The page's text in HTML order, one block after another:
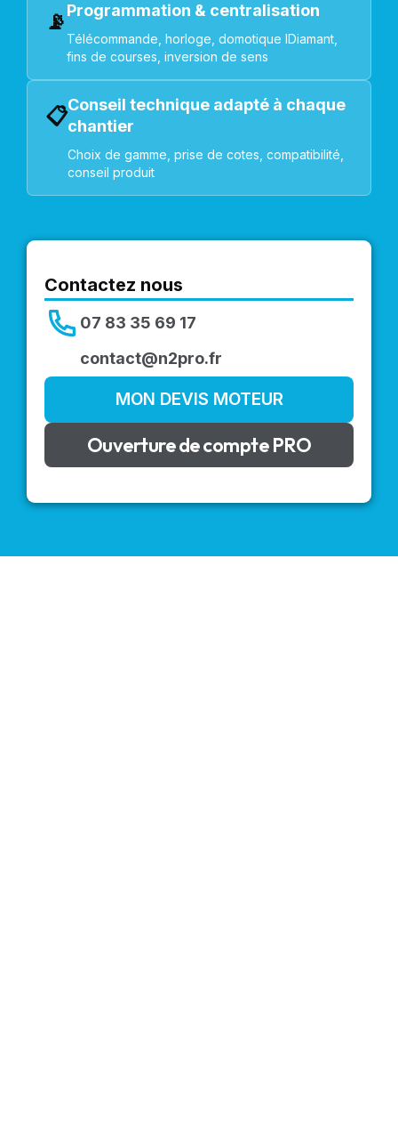
📡Programmation & centralisation
Télécommande, horloge, domotique IDiamant,
fins de courses, inversion de sens
📋Conseil technique adapté à chaque
chantier
Choix de gamme, prise de cotes, compatibilité,
conseil produit
Contactez nous
07 83 35 69 17
contact@n2pro.fr
MON DEVIS MOTEUR
Ouverture de compte PRO